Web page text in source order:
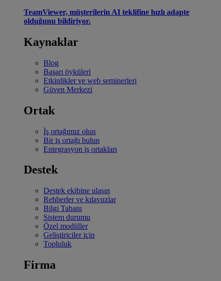
TeamViewer, müşterilerin AI teklifine hızlı adapte
olduğunu bildiriyor.
Kaynaklar
Blog
Başarı öyküleri
Etkinlikler ve web seminerleri
Güven Merkezi
Ortak
İş ortağımız olun
Bir iş ortağı bulun
Entegrasyon iş ortakları
Destek
Destek ekibine ulaşın
Rehberler ve kılavuzlar
Bilgi Tabanı
Sistem durumu
Özel modüller
Geliştiriciler için
Topluluk
Firma